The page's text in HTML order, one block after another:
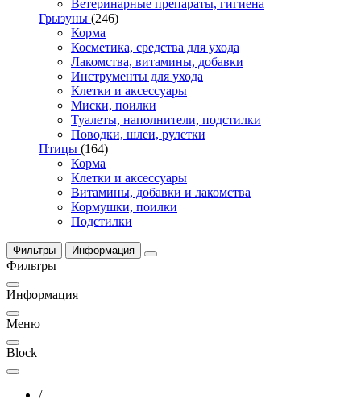
Ветеринарные препараты, гигиена
Грызуны (246)
Корма
Косметика, средства для ухода
Лакомства, витамины, добавки
Инструменты для ухода
Клетки и аксессуары
Миски, поилки
Туалеты, наполнители, подстилки
Поводки, шлеи, рулетки
Птицы (164)
Корма
Клетки и аксессуары
Витамины, добавки и лакомства
Кормушки, поилки
Подстилки
Фильтры Информация
Фильтры
Информация
Меню
Block
/